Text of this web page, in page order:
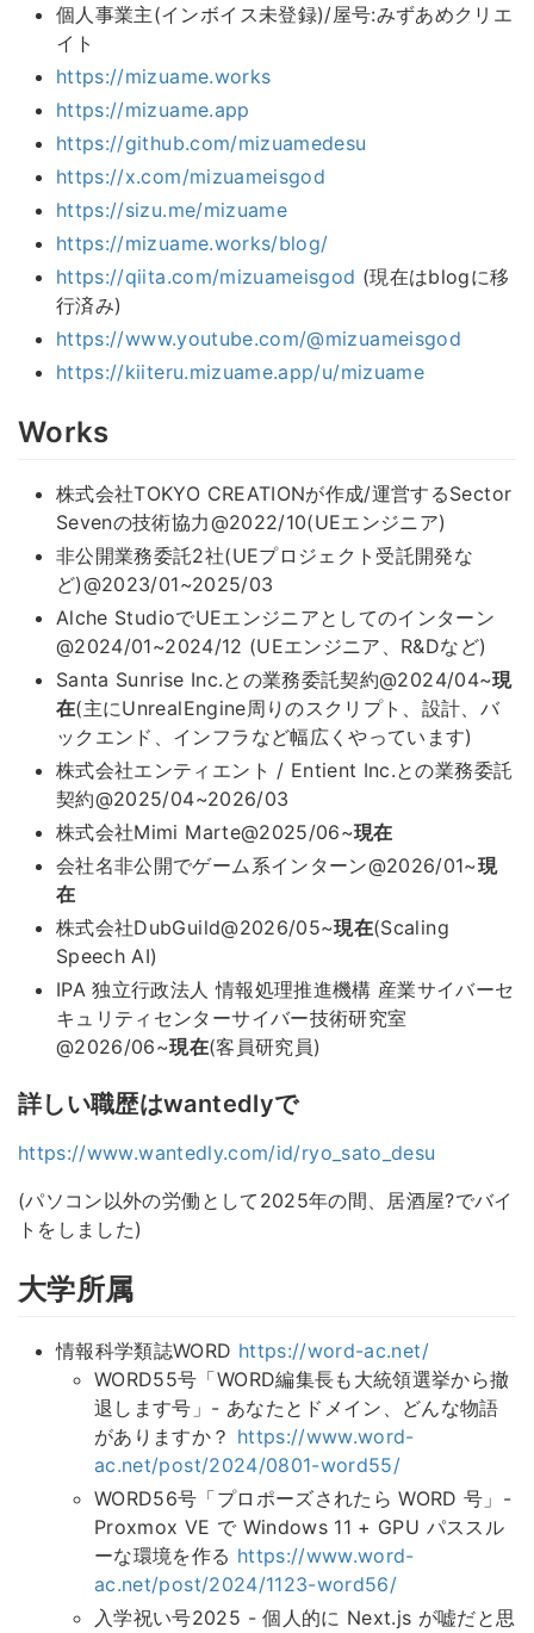
個人事業主(インボイス未登録)/屋号:みずあめクリエ
イト
https://mizuame.works
https://mizuame.app
https://github.com/mizuamedesu
https://x.com/mizuameisgod
https://sizu.me/mizuame
https://mizuame.works/blog/
https://qiita.com/mizuameisgod (現在はblogに移
行済み)
https://www.youtube.com/@mizuameisgod
https://kiiteru.mizuame.app/u/mizuame
Works
株式会社TOKYO CREATIONが作成/運営するSector
Sevenの技術協力@2022/10(UEエンジニア)
非公開業務委託2社(UEプロジェクト受託開発な
ど)@2023/01~2025/03
Alche StudioでUEエンジニアとしてのインターン
@2024/01~2024/12 (UEエンジニア、R&Dなど)
Santa Sunrise Inc.との業務委託契約@2024/04~現
在(主にUnrealEngine周りのスクリプト、設計、バ
ックエンド、インフラなど幅広くやっています)
株式会社エンティエント / Entient Inc.との業務委託
契約@2025/04~2026/03
株式会社Mimi Marte@2025/06~現在
会社名非公開でゲーム系インターン@2026/01~現
在
株式会社DubGuild@2026/05~現在(Scaling
Speech AI)
IPA 独立行政法人 情報処理推進機構 産業サイバーセ
キュリティセンターサイバー技術研究室
@2026/06~現在(客員研究員)
詳しい職歴はwantedlyで
https://www.wantedly.com/id/ryo_sato_desu
(パソコン以外の労働として2025年の間、居酒屋?でバイ
トをしました)
大学所属
情報科学類誌WORD https://word-ac.net/
WORD55号「WORD編集長も大統領選挙から撤
退します号」- あなたとドメイン、どんな物語
がありますか？ https://www.word-
ac.net/post/2024/0801-word55/
WORD56号「プロポーズされたら WORD 号」-
Proxmox VE で Windows 11 + GPU パススル
ーな環境を作る https://www.word-
ac.net/post/2024/1123-word56/
入学祝い号2025 - 個人的に Next.js が嘘だと思